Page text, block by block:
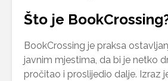
Što je
BookCrossing je praksa
javnim mjestima, da bi je netko
pročitao i proslijedio dalje. Izraz